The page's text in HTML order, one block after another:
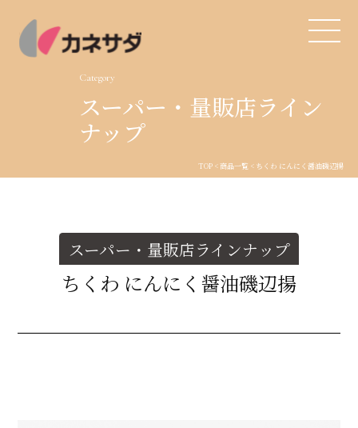
TOP
商品・開発
品質管理
直営店
Category
スーパー・量販店ライン
ナップ
TOP<商品一覧 < ちくわ にんにく醤油磯辺揚
スーパー・量販店ラインナップ
ちくわ にんにく醤油磯辺揚